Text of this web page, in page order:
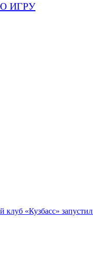
ИГРУ
«Кузбасс»